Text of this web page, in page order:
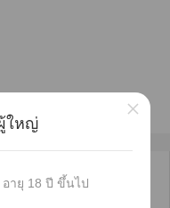
ใหญ่
ายุ 18 ปี ขึ้นไป
×